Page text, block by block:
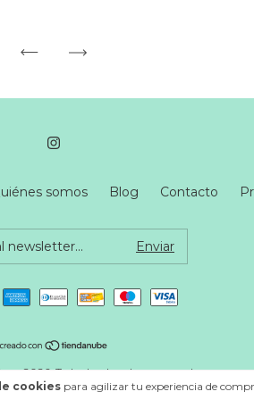
cookies para agilizar tu experiencia de
somos Blog Contacto
- 2026. Todos los derechos reservados.